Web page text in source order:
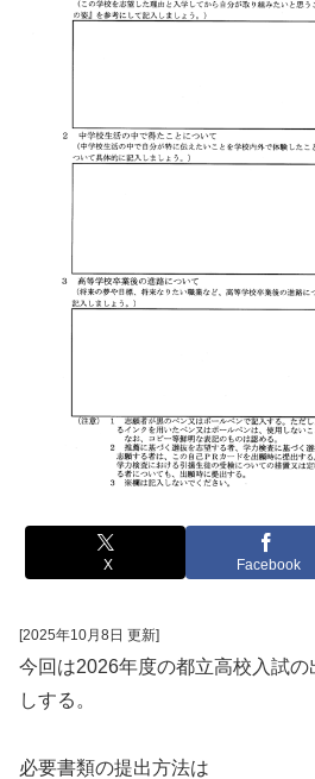
X Facebook
[2025年10月8日 更新]
今回は2026年度の都立高校入試
しする。
必要書類の提出方法は